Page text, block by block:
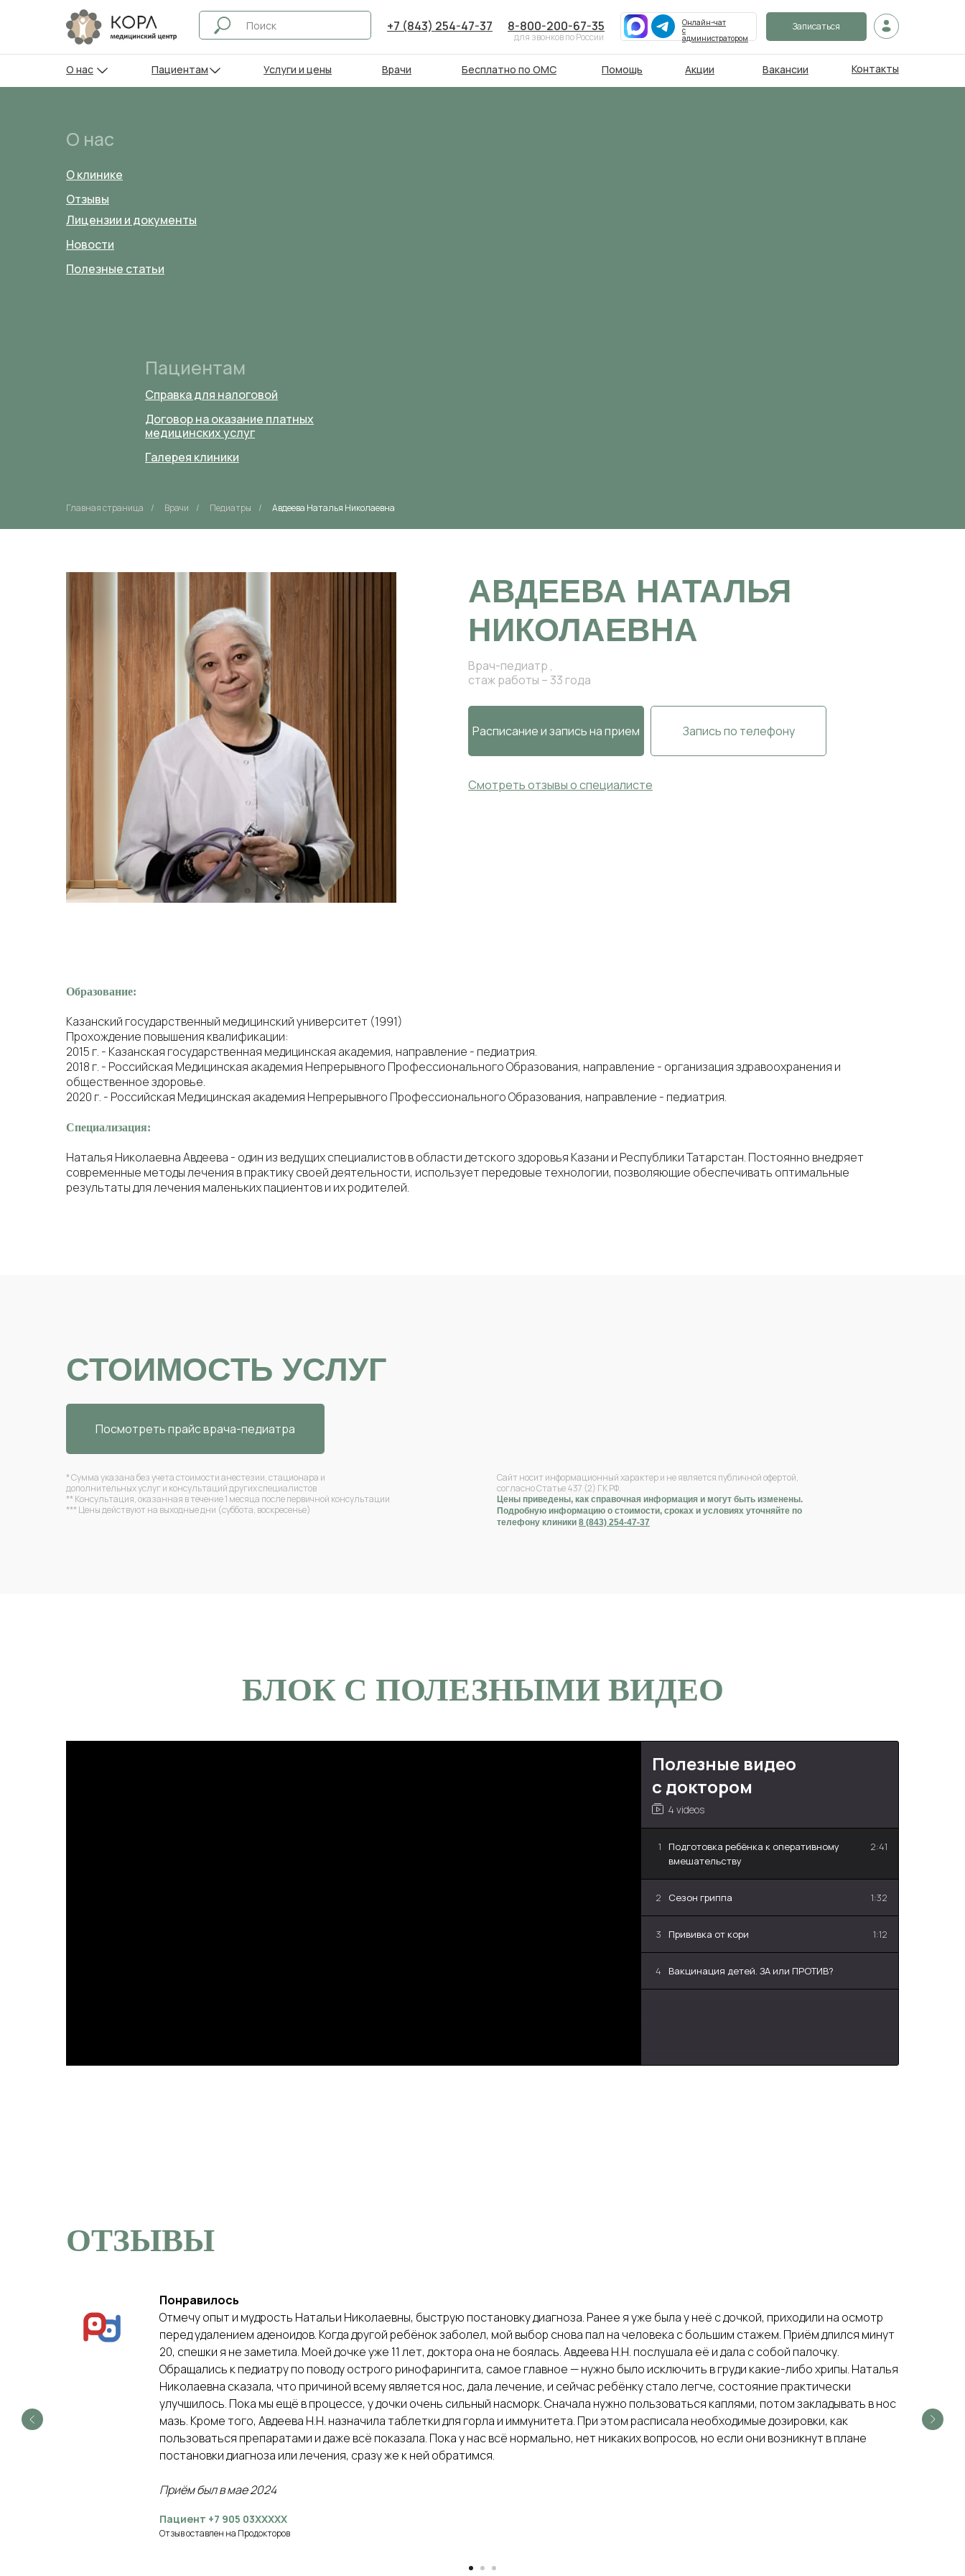
Записаться
для звонков по России
8-800-200-67-35
+7 (843) 254-47-37
Услуги и цены Врачи Бесплатно по ОМС Помощь Акции Вакансии Контакты
Онлайн-чат
с
администратором
Пациентам
О нас
О клинике
Отзывы
Новости
Полезные статьи
Лицензии и документы
О нас
Справка для налоговой
Галерея клиники
Договор на оказание платных
медицинских услуг
Пациентам
Главная страница / Врачи / Педиатры / Авдеева Наталья Николаевна
Врач-педиатр ,
стаж работы – 33 года
АВДЕЕВА НАТАЛЬЯ
НИКОЛАЕВНА
Расписание и запись на прием Запись по телефону
Смотреть отзывыо специалисте
Образование:
Казанский государственный медицинский университет (1991)
Прохождение повышения квалификации:
2015 г. - Казанская государственная медицинская академия, направление - педиатрия.
2018 г. - Российская Медицинская академия Непрерывного Профессионального Образования, направление - организация здравоохранения и
общественное здоровье.
2020 г. - Российская Медицинская академия Непрерывного Профессионального Образования, направление - педиатрия.
Специализация:
Наталья Николаевна Авдеева - один из ведущих специалистов в области детского здоровья Казани и Республики Татарстан. Постоянно внедряет
современные методы лечения в практику своей деятельности, использует передовые технологии, позволяющие обеспечивать оптимальные
результаты для лечения маленьких пациентов и их родителей.
СТОИМОСТЬ УСЛУГ
Посмотреть прайс врача-педиатра
* Сумма указана без учета стоимости анестезии, стационара и
дополнительных услуг и консультаций других специалистов
** Консультация, оказанная в течение 1 месяца после первичной консультации
*** Цены действуют на выходные дни (суббота, воскресенье)
Сайт носит информационный характер и не является публичной офертой,
согласно Статье 437 (2) ГК РФ.
Цены приведены, как справочная информация и могут быть изменены.
Подробную информацию о стоимости, сроках и условиях уточняйте по
телефону клиники 8 (843) 254-47-37
Консультация врача-педиатра перед операцией
2 800*
Консультация педиатра для выдачи справки (за исключение санаторно-курортной карты и справки формы 026у) 900*
БЛОК С ПОЛЕЗНЫМИ ВИДЕО
Полезные видео
с доктором
4 videos
1
Подготовка ребёнка к оперативному
вмешательству
2:41
2 Сезон гриппа 1:32
3 Прививка от кори 1:12
4 Вакцинация детей. ЗА или ПРОТИВ?
ОТЗЫВЫ
Понравилось
Отмечу опыт и мудрость Натальи Николаевны, быструю постановку диагноза. Ранее я уже была у неё с дочкой, приходили на осмотр
перед удалением аденоидов. Когда другой ребёнок заболел, мой выбор снова пал на человека с большим стажем. Приём длился минут
20, спешки я не заметила. Моей дочке уже 11 лет, доктора она не боялась. Авдеева Н.Н. послушала её и дала с собой палочку.
Обращались к педиатру по поводу острого ринофарингита, самое главное — нужно было исключить в груди какие-либо хрипы. Наталья
Николаевна сказала, что причиной всему является нос, дала лечение, и сейчас ребёнку стало легче, состояние практически
улучшилось. Пока мы ещё в процессе, у дочки очень сильный насморк. Сначала нужно пользоваться каплями, потом закладывать в нос
мазь. Кроме того, Авдеева Н.Н. назначила таблетки для горла и иммунитета. При этом расписала необходимые дозировки, как
пользоваться препаратами и даже всё показала. Пока у нас всё нормально, нет никаких вопросов, но если они возникнут в плане
постановки диагноза или лечения, сразу же к ней обратимся.
Приём был в мае 2024
Пациент +7 905 03XXXXX
Отзыв оставлен на Продокторов